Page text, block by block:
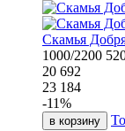
Скамья
1000/2200
20 692
23 184
-11%
в корзину